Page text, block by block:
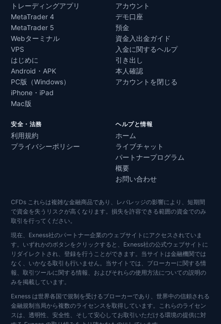
トレーディングアプリ
MetaTrader 4
MetaTrader 5
Webターミナル
VPS
はじめに
Android・APK
PC版（Windows）
iPhone・iPad
Mac版
アカウント
デモ口座
預金
資金入出金ガイド
入金に関するヘルプ
引き出し
本人確認
アカウントを閉じる
安全・法務
利用規約
プライバシーポリシー
ヘルプと情報
ホーム
ライブチャット
パートナープログラム
概要
お問い合わせ
CFDs これらは複雑な金融商品であり、レバレッジの影響により、短期間
で資金を失うリスクが高くなります。損失を許容できる範囲の資金でのみ
取引を行ってください。
現在、Exness社のパートナー企業のウェブサイトにアクセスされていま
す。いずれかのボタンをクリックすると、Exness社の公式ウェブサイトに
リダイレクトされ、登録を行うことができます。当サイトは金融機関では
なく、いかなる取引も行いません。当サイトでは、ブローカーに関する情
報、取引ツールに関する情報、およびそれらの使用方法についての説明の
みを掲載しています。
Exness は世界各国で規制を受けるブローカーであり、世界中の信頼される
金融規制当局から複数のライセンスを取得しています。これらのライセン
スは、透明性、安全性、そして安心してお取引いただける環境の提供に対